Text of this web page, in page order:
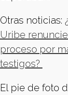
Otras noticias:
Uribe
proceso por
testigos?
El pie de foto